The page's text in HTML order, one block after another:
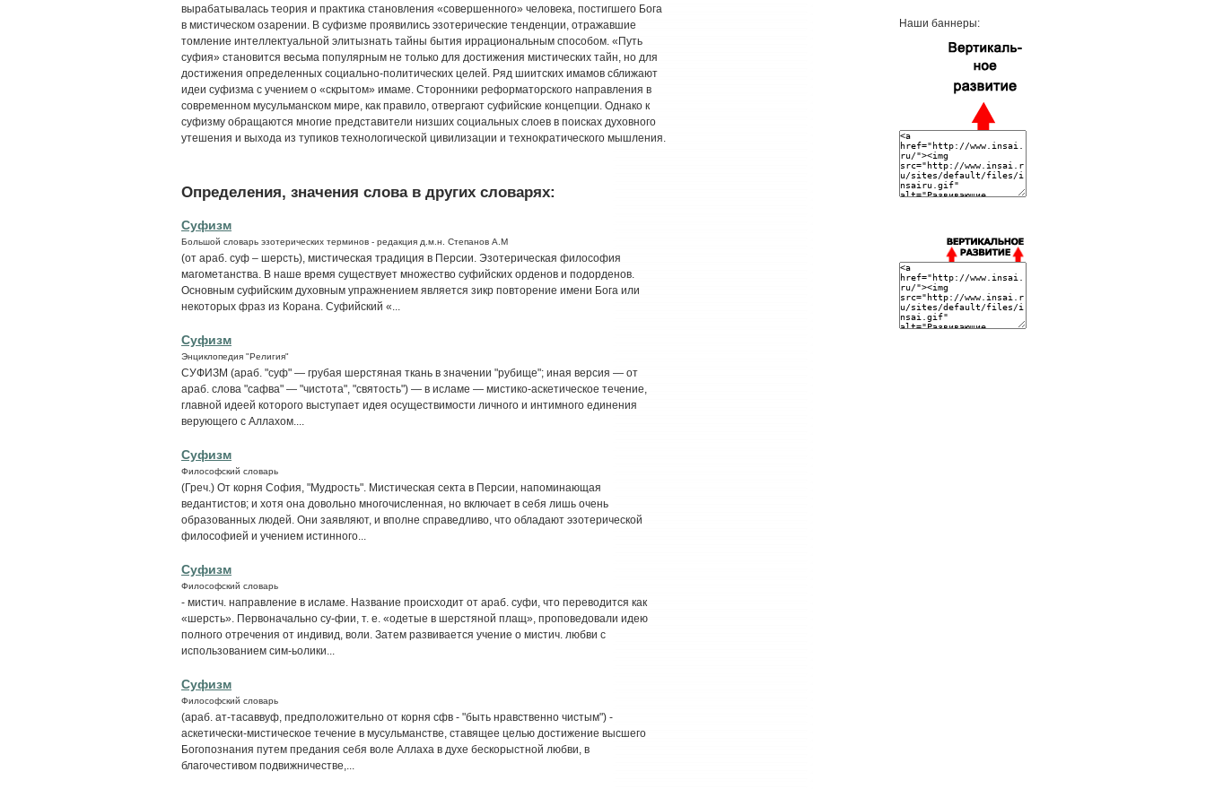
Наши баннеры:
вырабатывалась теория и практика становления «совершенного» человека, постигшего Бога
в мистическом озарении. В суфизме проявились эзотерические тенденции, отражавшие
томление интеллектуальной элитызнать тайны бытия иррациональным способом. «Путь
суфия» становится весьма популярным не только для достижения мистических тайн, но для
достижения определенных социально-политических целей. Ряд шиитских имамов сближают
идеи суфизма с учением о «скрытом» имаме. Сторонники реформаторского направления в
современном мусульманском мире, как правило, отвергают суфийские концепции. Однако к
суфизму обращаются многие представители низших социальных слоев в поисках духовного
утешения и выхода из тупиков технологической цивилизации и технократического мышления.
Определения, значения слова в других словарях:
Суфизм
Большой словарь эзотерических терминов - редакция д.м.н. Степанов А.М
(от араб. суф – шерсть), мистическая традиция в Персии. Эзотерическая философия
магометанства. В наше время существует множество суфийских орденов и подорденов.
Основным суфийским духовным упражнением является зикр повторение имени Бога или
некоторых фраз из Корана. Суфийский «...
Суфизм
Энциклопедия "Религия"
СУФИЗМ (араб. "суф" — грубая шерстяная ткань в значении "рубище"; иная версия — от
араб. слова "сафва" — "чистота", "святость") — в исламе — мистико-аскетическое течение,
главной идеей которого выступает идея осуществимости личного и интимного единения
верующего с Аллахом....
Суфизм
Философский словарь
(Греч.) От корня София, "Мудрость". Мистическая секта в Персии, напоминающая
ведантистов; и хотя она довольно многочисленная, но включает в себя лишь очень
образованных людей. Они заявляют, и вполне справедливо, что обладают эзотерической
философией и учением истинного...
Суфизм
Философский словарь
- мистич. направление в исламе. Название происходит от араб. суфи, что переводится как
«шерсть». Первоначально су-фии, т. е. «одетые в шерстяной плащ», проповедовали идею
полного отречения от индивид, воли. Затем развивается учение о мистич. любви с
использованием сим-ьолики...
Суфизм
Философский словарь
(араб. ат-тасаввуф, предположительно от корня сфв - "быть нравственно чистым") -
аскетически-мистическое течение в мусульманстве, ставящее целью достижение высшего
Богопознания путем предания себя воле Аллаха в духе бескорыстной любви, в
благочестивом подвижничестве,...